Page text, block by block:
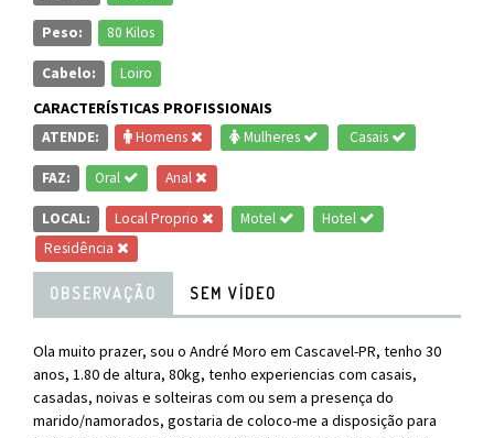
Peso: 80 Kilos
Cabelo: Loiro
CARACTERÍSTICAS PROFISSIONAIS
ATENDE: Homens Mulheres Casais
FAZ: Oral Anal
LOCAL: Local Proprio Motel
Hotel
Residência
OBSERVAÇÃO SEM VÍDEO
Ola muito prazer, sou o André Moro em Cascavel-PR, tenho 30
anos, 1.80 de altura, 80kg, tenho experiencias com casais,
casadas, noivas e solteiras com ou sem a presença do
marido/namorados, gostaria de coloco-me a disposição para